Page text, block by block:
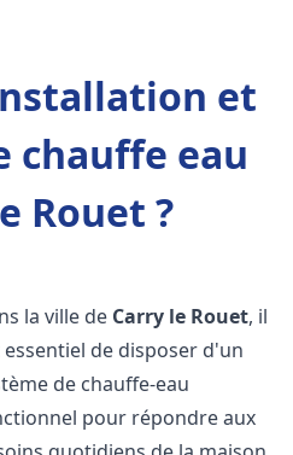
et
chauffe eau
Rouet ?
la ville de Carry le Rouet, il
essentiel de disposer d'un
de chauffe-eau
pour répondre aux